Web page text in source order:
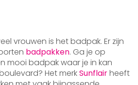
vrouwen is het badpak. Er zijn
badpakken. Ga je op
mooi badpak waar je in kan
Het merkSunflairheeft